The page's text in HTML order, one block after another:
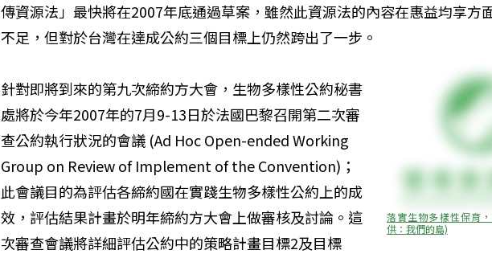
傳資源法」最快將在2007年底通過草案，雖然此資源法的內容在惠益均享方
不足，但對於台灣在達成公約三個目標上仍然跨出了一步。
落實生物多樣性保育
供：我們的島)
針對即將到來的第九次締約方大會，生物多樣性公約秘書
處將於今年2007年的7月9-13日於法國巴黎召開第二次審
查公約執行狀況的會議 (Ad Hoc Open-ended Working
Group on Review of Implement of the Convention)；
此會議目的為評估各締約國在實踐生物多樣性公約上的成
效，評估結果計畫於明年締約方大會上做審核及討論。這
次審查會議將詳細評估公約中的策略計畫目標2及目標